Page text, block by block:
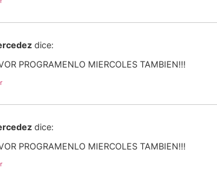
dice:
PROGRAMENLO MIERCOLES TAMBIEN!!!
dice:
PROGRAMENLO MIERCOLES TAMBIEN!!!